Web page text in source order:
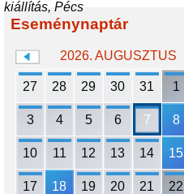
kiállítás, Pécs
Eseménynaptár
2026. AUGUSZTUS
27 28 29 30 31 1
3 4 5 6 7 8
10 11 12 13 14 15
17 18 19 20 21 22